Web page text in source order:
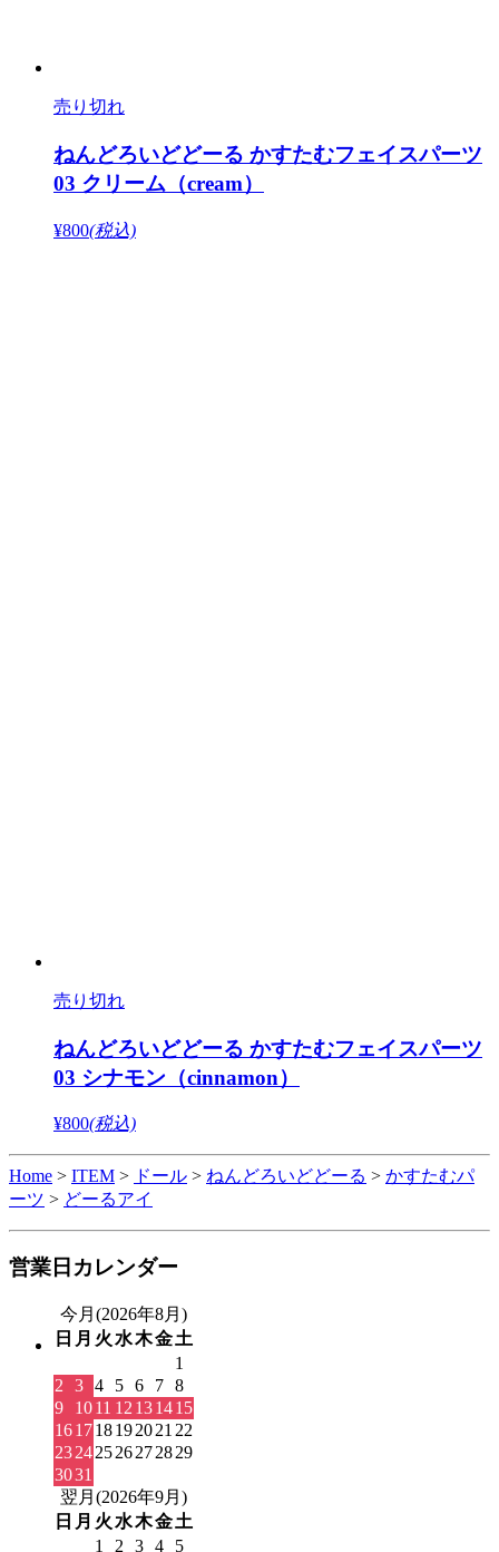
売り切れ
ねんどろいどどーる かすたむフェイスパーツ
03 クリーム（cream）
¥800(税込)
売り切れ
ねんどろいどどーる かすたむフェイスパーツ
03 シナモン（cinnamon）
¥800(税込)
Home > ITEM > ドール > ねんどろいどどーる > かすたむパ
ーツ > どーるアイ
営業日カレンダー
今月(2026年8月)
日 月 火 水木金土
1
2
3 4 5 6 7 8
9
1011 12 131415
161718192021 22
23242526272829
3031
翌月(2026年9月)
日 月 火 水木金土
1
2 3 4 5